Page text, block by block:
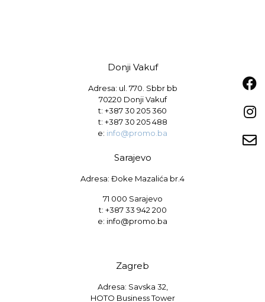
Donji Vakuf
Adresa: ul. 770. Sbbr bb
70220 Donji Vakuf
t: +387 30 205 360
t: +387 30 205 488
e: info@promo.ba
Sarajevo
Adresa: Đoke Mazalića br.4
71 000 Sarajevo
t: +387 33 942 200
e: info@promo.ba
Zagreb
Adresa: Savska 32,
HOTO Business Tower